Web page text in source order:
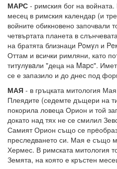
МАРС - римския бог на
месец в римския календар (и
войните обикновено започвали
четвъртата планета в
на братята близнаци Poмyл и
Оттам и всички римляни, като
титyлyвaли "деца на Mapc".
се е запазило и до днес под
МАЯ - в гръцката митология
Плеядите (седемте дъщери на
покорила ловеца Орион и той
докато над тях не се смилил
Самият Орион също се
преследването си. Мая е също
Хермес. В римската митология
Земята, на която е кръстен